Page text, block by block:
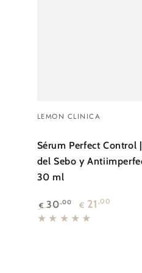
Sérum
Control
|
Control
del
Sebo
Vendedor:
LEMON CLINICA
Sérum Perfect Control
del Sebo y
30 ml
Precio
€ 30,00
Precio
€ 21 ,00